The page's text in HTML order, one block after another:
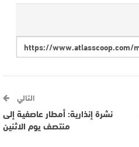
التالي
نشرة إنذارية: أمطار عاصفية إلى
منتصف يوم الاثنين